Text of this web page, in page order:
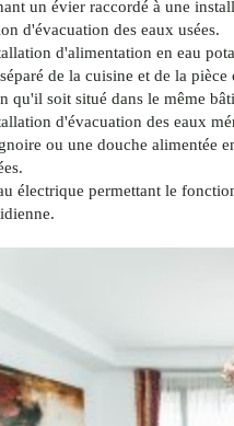
un évier raccordé à une
d'évacuation des eaux usées.
d'alimentation en eau
de la cuisine et de la
qu'il soit situé dans le même
d'évacuation des eaux
ou une douche alimentée
électrique permettant le